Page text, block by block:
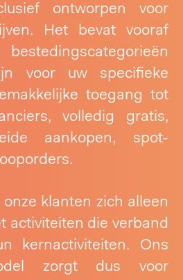
ontworpen voor
Het bevat vooraf
bestedingscategorieën
voor uw specifieke
toegang tot
volledig gratis,
aankopen, spot-
klanten zich alleen
activiteiten die verband
kernactiviteiten. Ons
zorgt dus voor